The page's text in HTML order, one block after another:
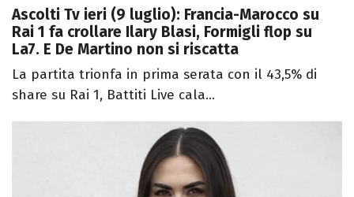
Ascolti Tv ieri (9 luglio): Francia-Marocco su
Rai 1 fa crollare Ilary Blasi, Formigli flop su
La7. E De Martino non si riscatta
La partita trionfa in prima serata con il 43,5% di
share su Rai 1, Battiti Live cala...